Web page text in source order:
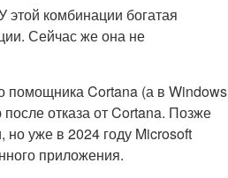
этой комбинации богатая
Сейчас же она не
помощника Cortana (а в Windows
отказа от Cortana. Позже
уже в 2024 году Microsoft
приложения.